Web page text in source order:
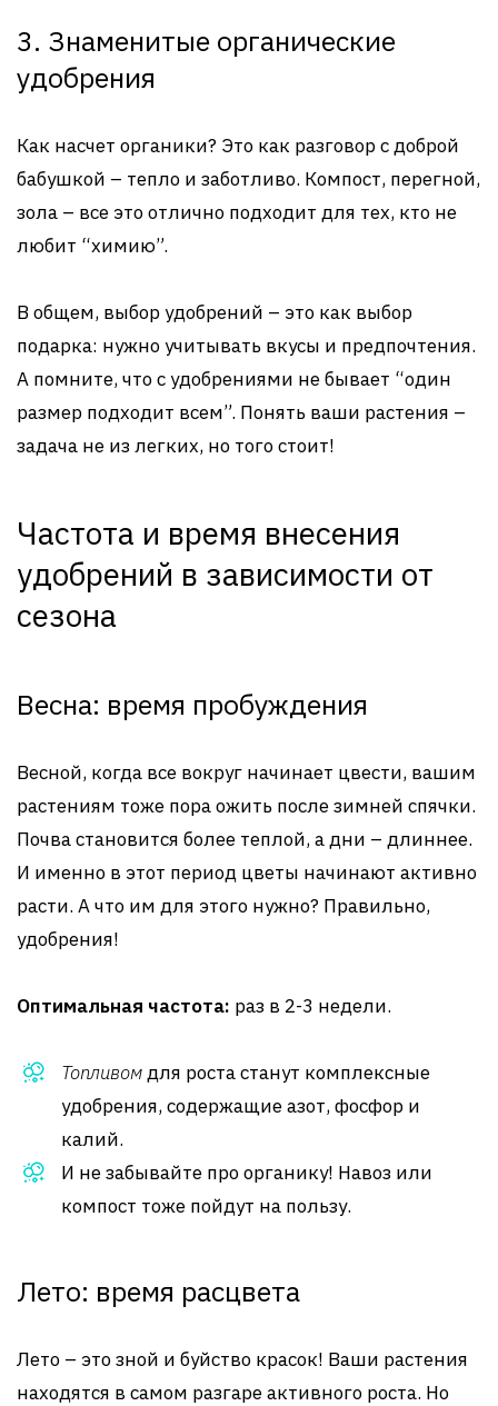
3. Знаменитые органические
удобрения
Как насчет органики? Это как разговор с доброй
бабушкой – тепло и заботливо. Компост, перегной,
зола – все это отлично подходит для тех, кто не
любит “химию”.
В общем, выбор удобрений – это как выбор
подарка: нужно учитывать вкусы и предпочтения.
А помните, что с удобрениями не бывает “один
размер подходит всем”. Понять ваши растения –
задача не из легких, но того стоит!
Частота и время внесения
удобрений в зависимости от
сезона
Весна: время пробуждения
Весной, когда все вокруг начинает цвести, вашим
растениям тоже пора ожить после зимней спячки.
Почва становится более теплой, а дни – длиннее.
И именно в этот период цветы начинают активно
расти. А что им для этого нужно? Правильно,
удобрения!
Оптимальная частота: раз в 2-3 недели.
Топливомдля роста станут комплексные
удобрения, содержащие азот, фосфор и
калий.
И не забывайте про органику! Навоз или
компост тоже пойдут на пользу.
Лето: время расцвета
Лето – это зной и буйство красок! Ваши растения
находятся в самом разгаре активного роста. Но